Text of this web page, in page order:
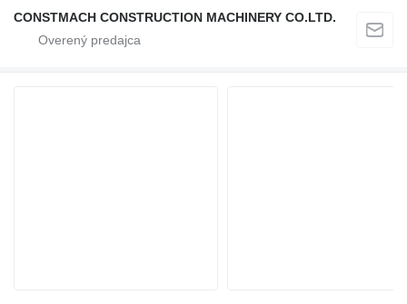
CONSTMACH CONSTRUCTION MACHINERY CO.LTD.